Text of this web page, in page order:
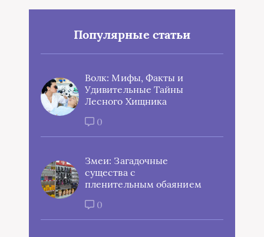
Популярные статьи
Волк: Мифы, Факты и
Удивительные Тайны
Лесного Хищника
0
Змеи: Загадочные
существа с
пленительным обаянием
0